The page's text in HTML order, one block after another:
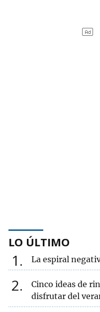
LO ÚLTIMO
1 La espiral
2
Cinco ideas de
disfrutar del